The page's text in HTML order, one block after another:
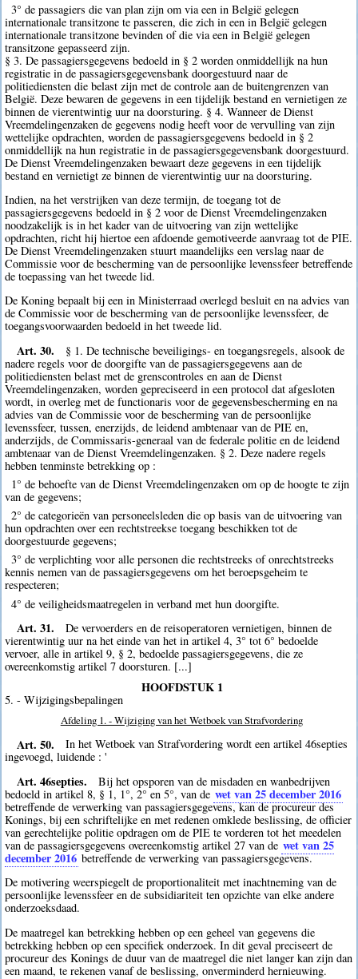
3° de passagiers die van plan zijn om via een in België gelegen
internationale transitzone te passeren, die zich in een in België gelegen
internationale transitzone bevinden of die via een in België gelegen
transitzone gepasseerd zijn.
§ 3. De passagiersgegevens bedoeld in § 2 worden onmiddellijk na hun
registratie in de passagiersgegevensbank doorgestuurd naar de
politiediensten die belast zijn met de controle aan de buitengrenzen van
België. Deze bewaren de gegevens in een tijdelijk bestand en vernietigen ze
binnen de vierentwintig uur na doorsturing. § 4. Wanneer de Dienst
Vreemdelingenzaken de gegevens nodig heeft voor de vervulling van zijn
wettelijke opdrachten, worden de passagiersgegevens bedoeld in § 2
onmiddellijk na hun registratie in de passagiersgegevensbank doorgestuurd.
De Dienst Vreemdelingenzaken bewaart deze gegevens in een tijdelijk
bestand en vernietigt ze binnen de vierentwintig uur na doorsturing.
Indien, na het verstrijken van deze termijn, de toegang tot de
passagiersgegevens bedoeld in § 2 voor de Dienst Vreemdelingenzaken
noodzakelijk is in het kader van de uitvoering van zijn wettelijke
opdrachten, richt hij hiertoe een afdoende gemotiveerde aanvraag tot de PIE.
De Dienst Vreemdelingenzaken stuurt maandelijks een verslag naar de
Commissie voor de bescherming van de persoonlijke levenssfeer betreffende
de toepassing van het tweede lid.
De Koning bepaalt bij een in Ministerraad overlegd besluit en na advies van
de Commissie voor de bescherming van de persoonlijke levenssfeer, de
toegangsvoorwaarden bedoeld in het tweede lid.
Art. 30.
§ 1. De technische beveiligings- en toegangsregels, alsook de
nadere regels voor de doorgifte van de passagiersgegevens aan de
politiediensten belast met de grenscontroles en aan de Dienst
Vreemdelingenzaken, worden gepreciseerd in een protocol dat afgesloten
wordt, in overleg met de functionaris voor de gegevensbescherming en na
advies van de Commissie voor de bescherming van de persoonlijke
levenssfeer, tussen, enerzijds, de leidend ambtenaar van de PIE en,
anderzijds, de Commissaris-generaal van de federale politie en de leidend
ambtenaar van de Dienst Vreemdelingenzaken. § 2. Deze nadere regels
hebben tenminste betrekking op :
1° de behoefte van de Dienst Vreemdelingenzaken om op de hoogte te zijn
van de gegevens;
2° de categorieën van personeelsleden die op basis van de uitvoering van
hun opdrachten over een rechtstreekse toegang beschikken tot de
doorgestuurde gegevens;
3° de verplichting voor alle personen die rechtstreeks of onrechtstreeks
kennis nemen van de passagiersgegevens om het beroepsgeheim te
respecteren;
4° de veiligheidsmaatregelen in verband met hun doorgifte.
Art. 31.
De vervoerders en de reisoperatoren vernietigen, binnen de
vierentwintig uur na het einde van het in artikel 4, 3° tot 6° bedoelde
vervoer, alle in artikel 9, § 2, bedoelde passagiersgegevens, die ze
overeenkomstig artikel 7 doorsturen. [...]
HOOFDSTUK 1
5. - Wijzigingsbepalingen
Afdeling 1. - Wijziging van het Wetboek van Strafvordering
Art. 50.
In het Wetboek van Strafvordering wordt een artikel 46septies
ingevoegd, luidende : '
Art. 46septies.
Bij het opsporen van de misdaden en wanbedrijven
bedoeld in artikel 8, § 1, 1°, 2° en 5°, van de wet van 25 december 2016
betreffende de verwerking van passagiersgegevens, kan de procureur des
Konings, bij een schriftelijke en met redenen omklede beslissing, de officier
van gerechtelijke politie opdragen om de PIE te vorderen tot het meedelen
van de passagiersgegevens overeenkomstig artikel 27 van de wet van 25
december 2016 betreffende de verwerking van passagiersgegevens.
De motivering weerspiegelt de proportionaliteit met inachtneming van de
persoonlijke levenssfeer en de subsidiariteit ten opzichte van elke andere
onderzoeksdaad.
De maatregel kan betrekking hebben op een geheel van gegevens die
betrekking hebben op een specifiek onderzoek. In dit geval preciseert de
procureur des Konings de duur van de maatregel die niet langer kan zijn dan
een maand, te rekenen vanaf de beslissing, onverminderd hernieuwing.